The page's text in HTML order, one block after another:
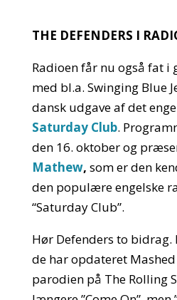
THE DEFENDERS I
Radioen får nu også fat i
med bl.a. Swinging Blue
dansk udgave af det
Saturday Club.
den 16. oktober og
Mathew, som er den
den populære engelske
“Saturday Club”.
Hør Defenders to
de har opdateret
parodien på The Rolling